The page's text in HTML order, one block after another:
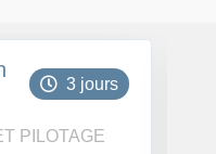
3 jours
PILOTAGE